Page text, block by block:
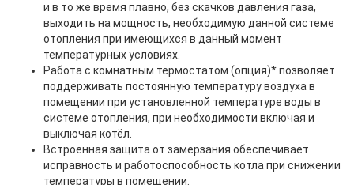
и в то же время плавно, без скачков давления газа,
выходить на мощность, необходимую данной системе
отопления при имеющихся в данный момент
температурных условиях.
Работа с комнатным термостатом (опция)* позволяет
поддерживать постоянную температуру воздуха в
помещении при установленной температуре воды в
системе отопления, при необходимости включая и
выключая котёл.
Встроенная защита от замерзания обеспечивает
исправность и работоспособность котла при снижении
температуры в помещении.